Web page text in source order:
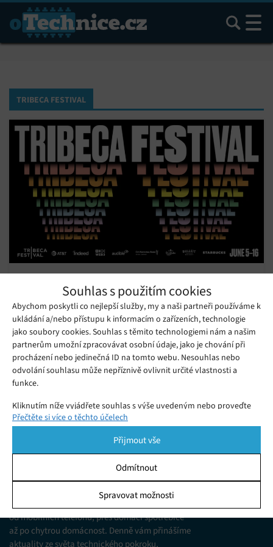
Souhlas s použitím cookies
Abychom poskytli co nejlepší služby, my a naši partneři používáme k
ukládání a/nebo přístupu k informacím o zařízeních, technologie
jako soubory cookies. Souhlas s těmito technologiemi nám a našim
partnerům umožní zpracovávat osobní údaje, jako je chování při
procházení nebo jedinečná ID na tomto webu. Nesouhlas nebo
odvolání souhlasu může nepříznivě ovlivnit určité vlastnosti a
funkce.
Kliknutím níže vyjádřete souhlas s výše uvedeným nebo proveďte
podrobnější rozhodnutí. Vaše volby budou použity pouze na tomto
pomocí přepínačů v Zásadách cookies nebo kliknutím na tlačítko
Spravovat souhlas ve spodní části obrazovky.
Ukládání a/nebo přístup k informacím v zařízení, Porozumění
publiku prostřednictvím statistik nebo kombinací údajů z
různých zdrojů.
Přečtěte si více o těchto účelech
Přijmout vše
Odmítnout
Spravovat možnosti
Hledat
TRIBECA FESTIVAL
krátkých filmů natočených pomocí AI
Sobota 01. 06. 2024 Samuel
Na filmovém festivalu Tribeca bude debutovat pět krátkých
filmů natočených umělou inteligencí.
Jsme web zajímající se o technologické novinky
od mobilních telefonů, přes domácí spotřebiče
až po chytrou domácnost. Denně vám přinášíme
aktuality ze světa technického pokroku,